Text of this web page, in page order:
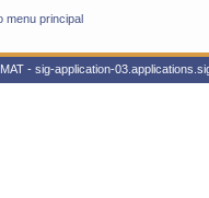
menu principal
- sig-application-